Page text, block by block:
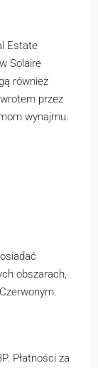
Estate
Solaire
również
przez
wynajmu.
obszarach,
Płatności za